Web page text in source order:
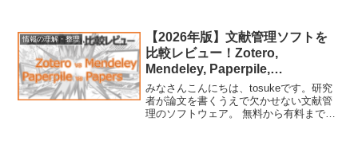
情報の理解・整理
【2026年版】文献管理ソフトを
比較レビュー！Zotero,
Mendeley, Paperpile,
Papers【使用画面の動画付き】
みなさんこんにちは、tosukeです。研究
者が論文を書くうえで欠かせない文献管
理のソフトウェア。 無料から有料まで色